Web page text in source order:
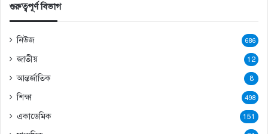
গুরুত্বপূর্ণ বিভাগ
নিউজ 686
জাতীয় 12
আন্তর্জাতিক 8
শিক্ষা 498
একাডেমিক 151